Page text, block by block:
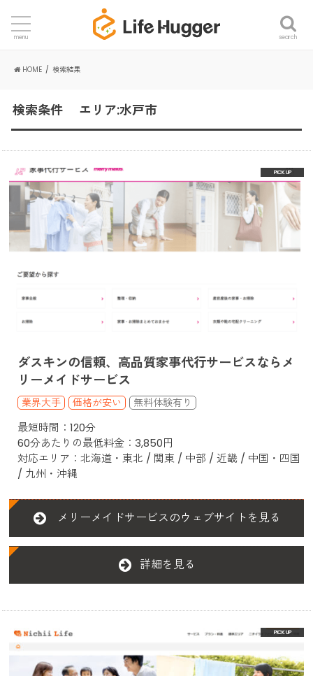
search
menu
HOME 検索結果
検索条件 エリア:水戸市
ダスキンの信頼、高品質家事代行サービスならメ
リーメイドサービス
業界大手 価格が安い
最短時間：120分
60分あたりの最低料金：3,850円
対応エリア：北海道・東北 / 関東 / 中部 / 近畿 / 中国・四国
/ 九州・沖縄
メリーメイドサービスのウェブサイトを見る
詳細を見る